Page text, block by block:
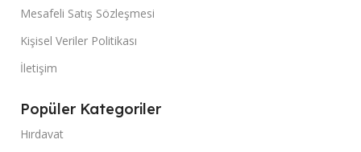
Mesafeli Satış Sözleşmesi
Kişisel Veriler Politikası
İletişim
Popüler Kategoriler
Hırdavat